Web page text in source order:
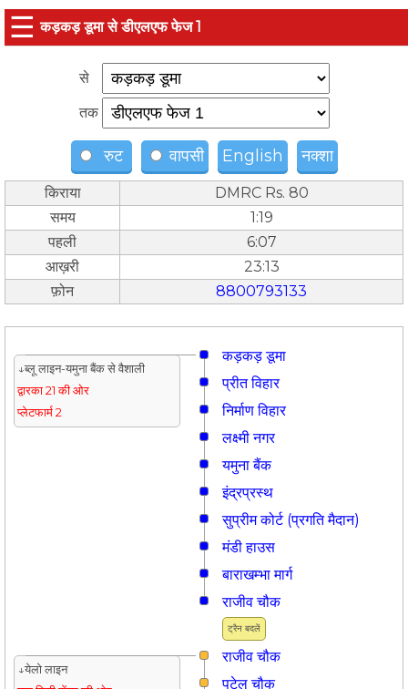
☰ कड़कड़ डूमा से डीएलएफ फेज 1
से
तक
रुट वापसी English नक्शा
किराया
DMRC Rs. 80
समय
1:19
पहली
6:07
आख़री
23:13
फ़ोन
8800793133
कड़कड़ डूमा
↓ब्लू लाइन-यमुना बैंक से वैशाली
द्वारका 21 की ओर
प्लेटफार्म 2
प्रीत विहार
निर्माण विहार
लक्ष्मी नगर
यमुना बैंक
इंद्रप्रस्थ
सुप्रीम कोर्ट (प्रगति मैदान)
मंडी हाउस
बाराखम्भा मार्ग
ट्रैन बदलें
राजीव चौक
राजीव चौक
↓येलो लाइन
पटेल चौक